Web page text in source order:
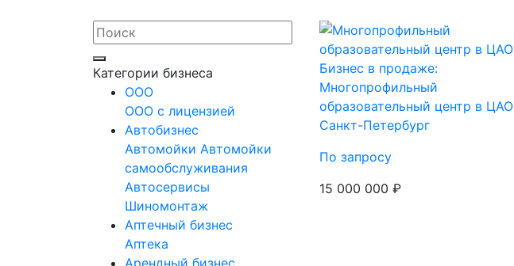
Категории бизнеса
OOO
ООО с лицензией
Автобизнес
Автомойки Автомойки
самообслуживания
Автосервисы
Шиномонтаж
Аптечный бизнес
Аптека
Арендный бизнес
Бизнес в продаже:
Многопрофильный
образовательный центр в ЦАО
Санкт-Петербург
По запросу
15 000 000 ₽